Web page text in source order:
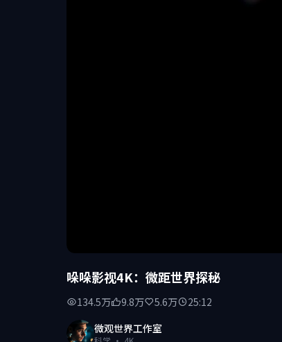
哚哚影视4K：微距世界探秘
134.5万 9.8万 5.6万
25:12
微观世界工作室